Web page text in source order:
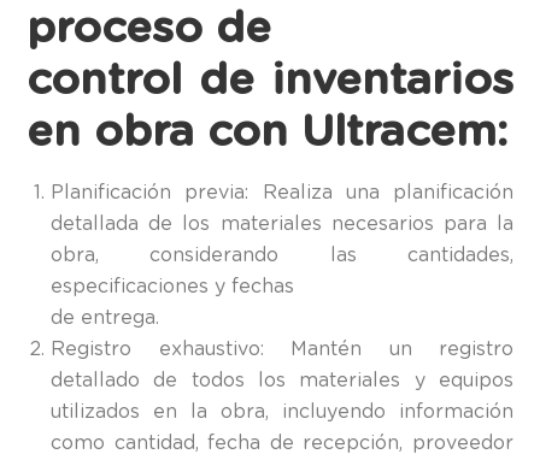
proceso de
control de inventarios
en obra con Ultracem:
Planificación previa: Realiza una planificación
detallada de los materiales necesarios para la
obra, considerando las cantidades,
especificaciones y fechas
de entrega.
Registro exhaustivo: Mantén un registro
detallado de todos los materiales y equipos
utilizados en la obra, incluyendo información
como cantidad, fecha de recepción, proveedor